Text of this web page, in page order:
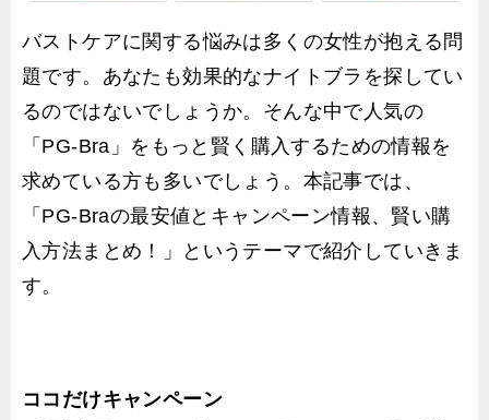
バストケアに関する悩みは多くの女性が抱える問
題です。あなたも効果的なナイトブラを探してい
るのではないでしょうか。そんな中で人気の
「PG-Bra」をもっと賢く購入するための情報を
求めている方も多いでしょう。本記事では、
「PG-Braの最安値とキャンペーン情報、賢い購
入方法まとめ！」というテーマで紹介していきま
す。
ココだけキャンペーン